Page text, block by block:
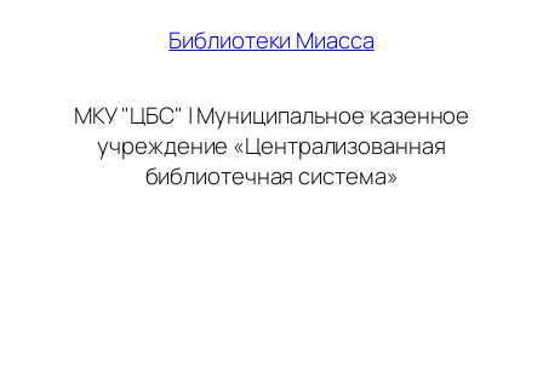
Библиотеки Миасса
МКУ "ЦБС" | Муниципальное казенное
учреждение «Централизованная
библиотечная система»